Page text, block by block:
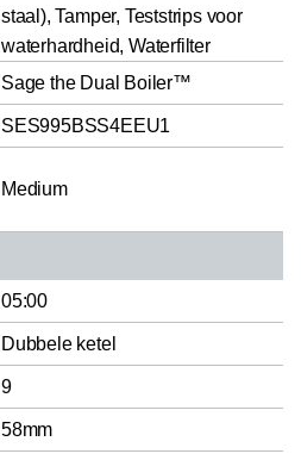
staal), Tamper, Teststrips voor
waterhardheid, Waterfilter
Sage the Dual Boiler™
SES995BSS4EEU1
Medium
05:00
Dubbele ketel
9
58mm